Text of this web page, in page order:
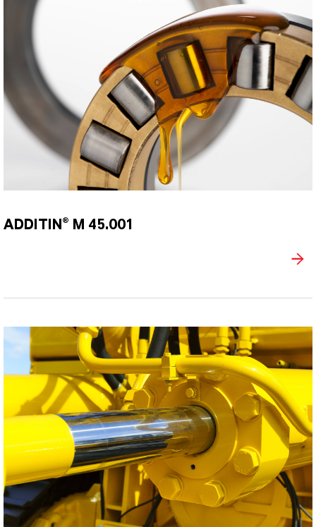
ADDITIN® M 45.001